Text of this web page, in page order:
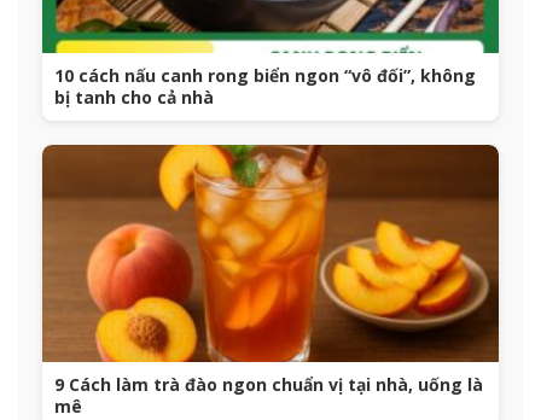
10 cách nấu canh rong biển ngon “vô đối”, không
bị tanh cho cả nhà
9 Cách làm trà đào ngon chuẩn vị tại nhà, uống là
mê